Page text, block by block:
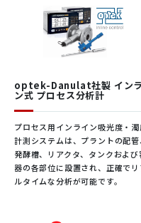
精度
は
値が
㎥)
温度 測定
周囲
保管
料の体積量は標準的に記
録されます。しかし、密
度は圧力や温度によって
確に記録することはでき
ません。
このため、一日中タンク
ファームからサンプルを
採取し、パイロットに渡
して質量を計算させま
TrueDyne
optek-Danulat社製 イン
ン式 プロセス分析計
プロセス用インライン吸光度・濁
計測システムは、プラントの配管
発酵槽、リアクタ、タンクおよび
器の各部位に設置され、正確でリ
ルタイムな分析が可能です。